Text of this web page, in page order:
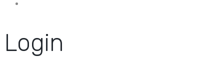
Login